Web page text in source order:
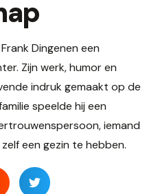
Dingenen een
Zijn werk, humor en
indruk gemaakt op de
speelde hij een
iemand
een gezin te hebben.